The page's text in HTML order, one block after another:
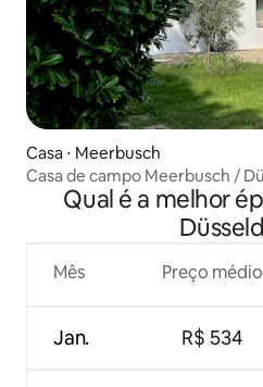
Casa ⋅ Meerbusch
Casa de campo Meerbusch /
Qual é a melhor
Mês
Jan.
Preço médio
R$ 534